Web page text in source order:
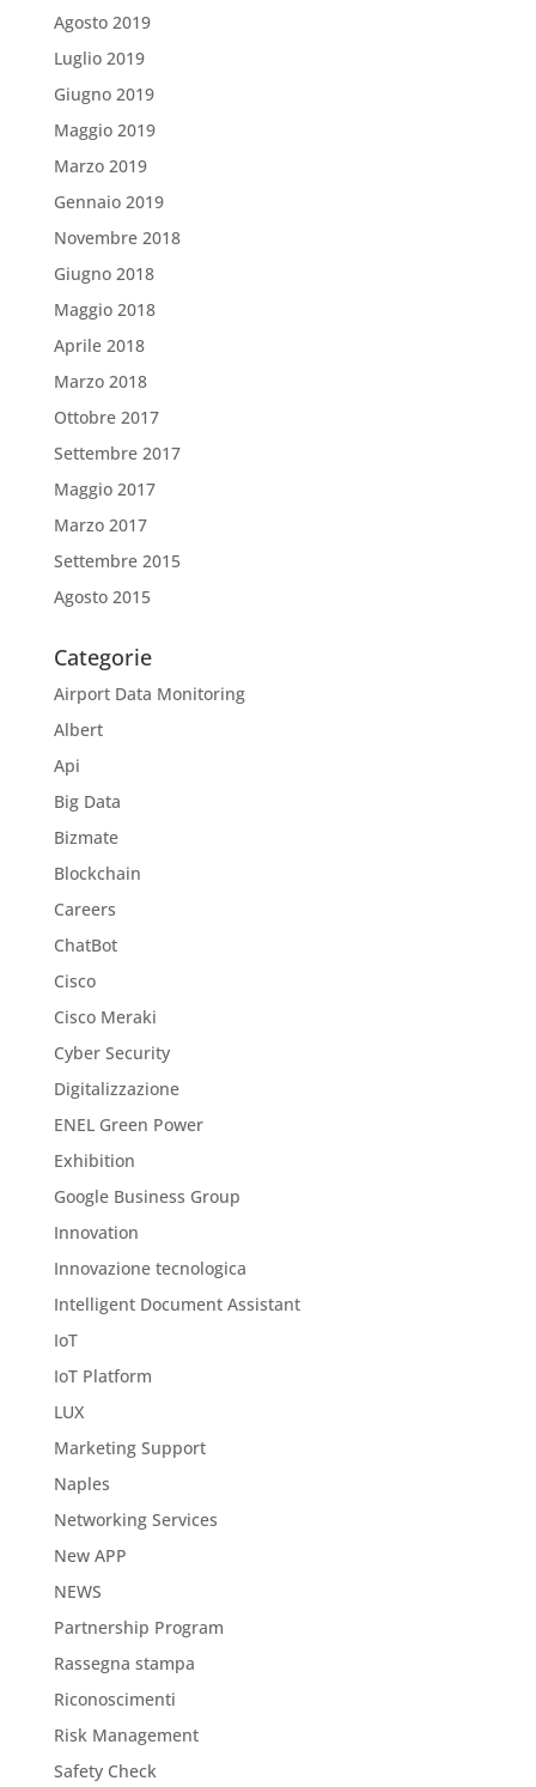
Agosto 2019
Luglio 2019
Giugno 2019
Maggio 2019
Marzo 2019
Gennaio 2019
Novembre 2018
Giugno 2018
Maggio 2018
Aprile 2018
Marzo 2018
Ottobre 2017
Settembre 2017
Maggio 2017
Marzo 2017
Settembre 2015
Agosto 2015
Categorie
Airport Data Monitoring
Albert
Api
Big Data
Bizmate
Blockchain
Careers
ChatBot
Cisco
Cisco Meraki
Cyber Security
Digitalizzazione
ENEL Green Power
Exhibition
Google Business Group
Innovation
Innovazione tecnologica
Intelligent Document Assistant
IoT
IoT Platform
LUX
Marketing Support
Naples
Networking Services
New APP
NEWS
Partnership Program
Rassegna stampa
Riconoscimenti
Risk Management
Safety Check